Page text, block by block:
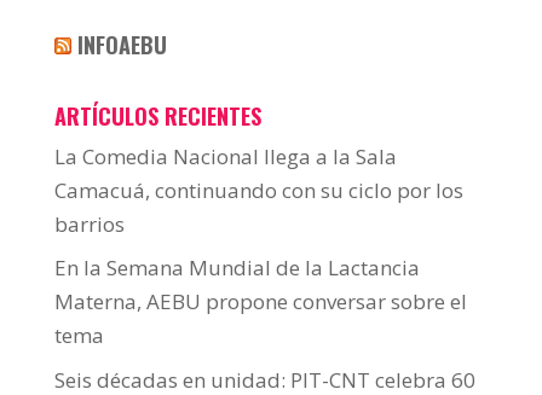
INFOAEBU
ARTÍCULOS RECIENTES
La Comedia Nacional llega a la Sala
Camacuá, continuando con su ciclo por los
barrios
En la Semana Mundial de la Lactancia
Materna, AEBU propone conversar sobre el
tema
Seis décadas en unidad: PIT-CNT celebra 60